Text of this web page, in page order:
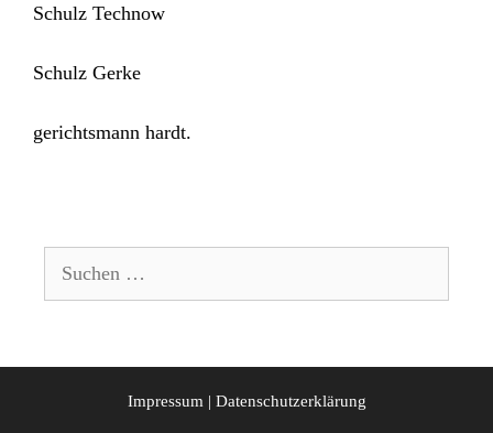
Schulz Technow
Schulz Gerke
gerichtsmann hardt.
nach:
Impressum | Datenschutzerklärung